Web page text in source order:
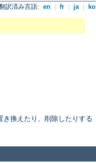
訳済み言語: en fr ja ko
換えたり、削除したりする